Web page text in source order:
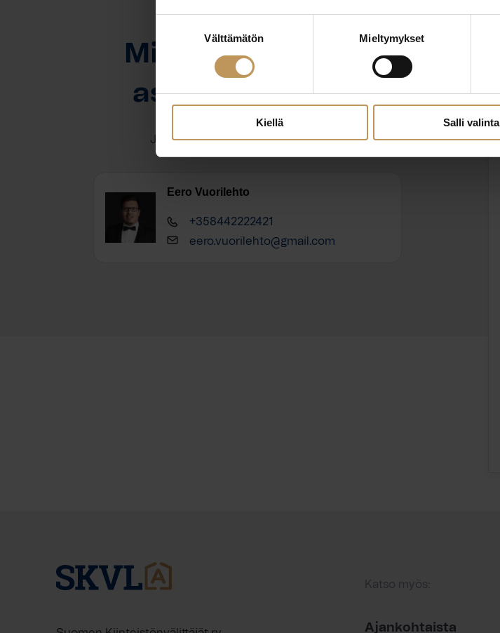
valinta
Välttämätön Mieltymykset
Kiellä Salli valinta
Miten voin auttaa
asuntoasioissa?
Jätä yhteystietosi, niin otan yhteyttä
Eero Vuorilehto
+358442222421
eero.vuorilehto@gmail.com
Katso myös:
Ajankohtaista